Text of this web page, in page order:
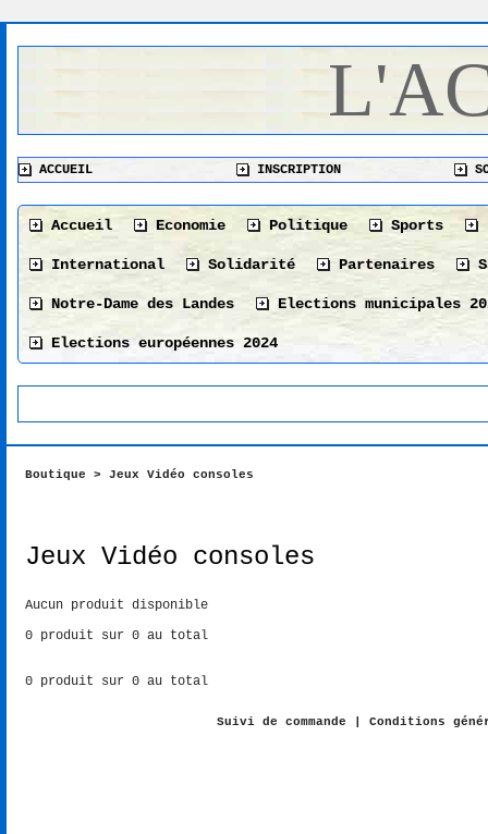
ACCUEIL INSCRIPTION
Accueil Economie Politique Sports
International Solidarité Partenaires
Notre-Dame des Landes Elections municipales
Elections européennes 2024
Boutique >Jeux Vidéo consoles
Jeux Vidéo consoles
Aucun produit disponible
0 produit sur 0 au total
0 produit sur 0 au total
Suivi de commande |Conditions